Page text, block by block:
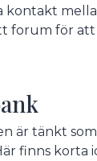
kontakt
forum för
är tänkt
finns korta